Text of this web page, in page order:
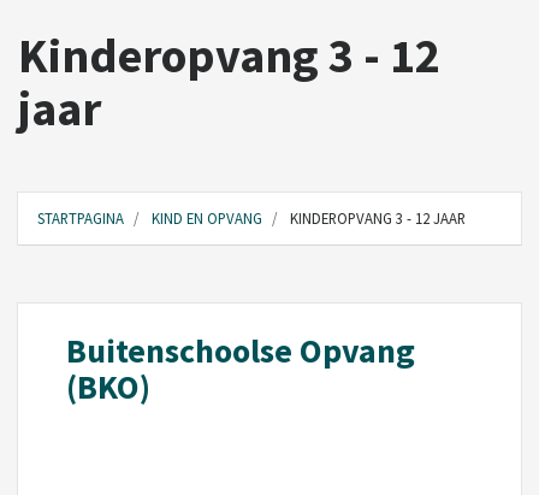
Kinderopvang 3 - 12
jaar
STARTPAGINA KIND EN OPVANG KINDEROPVANG 3 - 12 JAAR
Buitenschoolse Opvang
(BKO)